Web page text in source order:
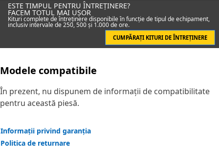
ESTE TIMPUL PENTRU ÎNTREȚINERE?
FACEM TOTUL MAI UȘOR
Kituri complete de întreținere disponibile în funcție de tipul de echipament,
inclusiv intervale de 250, 500 și 1.000 de ore.
CUMPĂRAȚI KITURI DE ÎNTREȚINERE
Modele compatibile
În prezent, nu dispunem de informații de compatibilitate
pentru această piesă.
Informații privind garanția
Politica de returnare